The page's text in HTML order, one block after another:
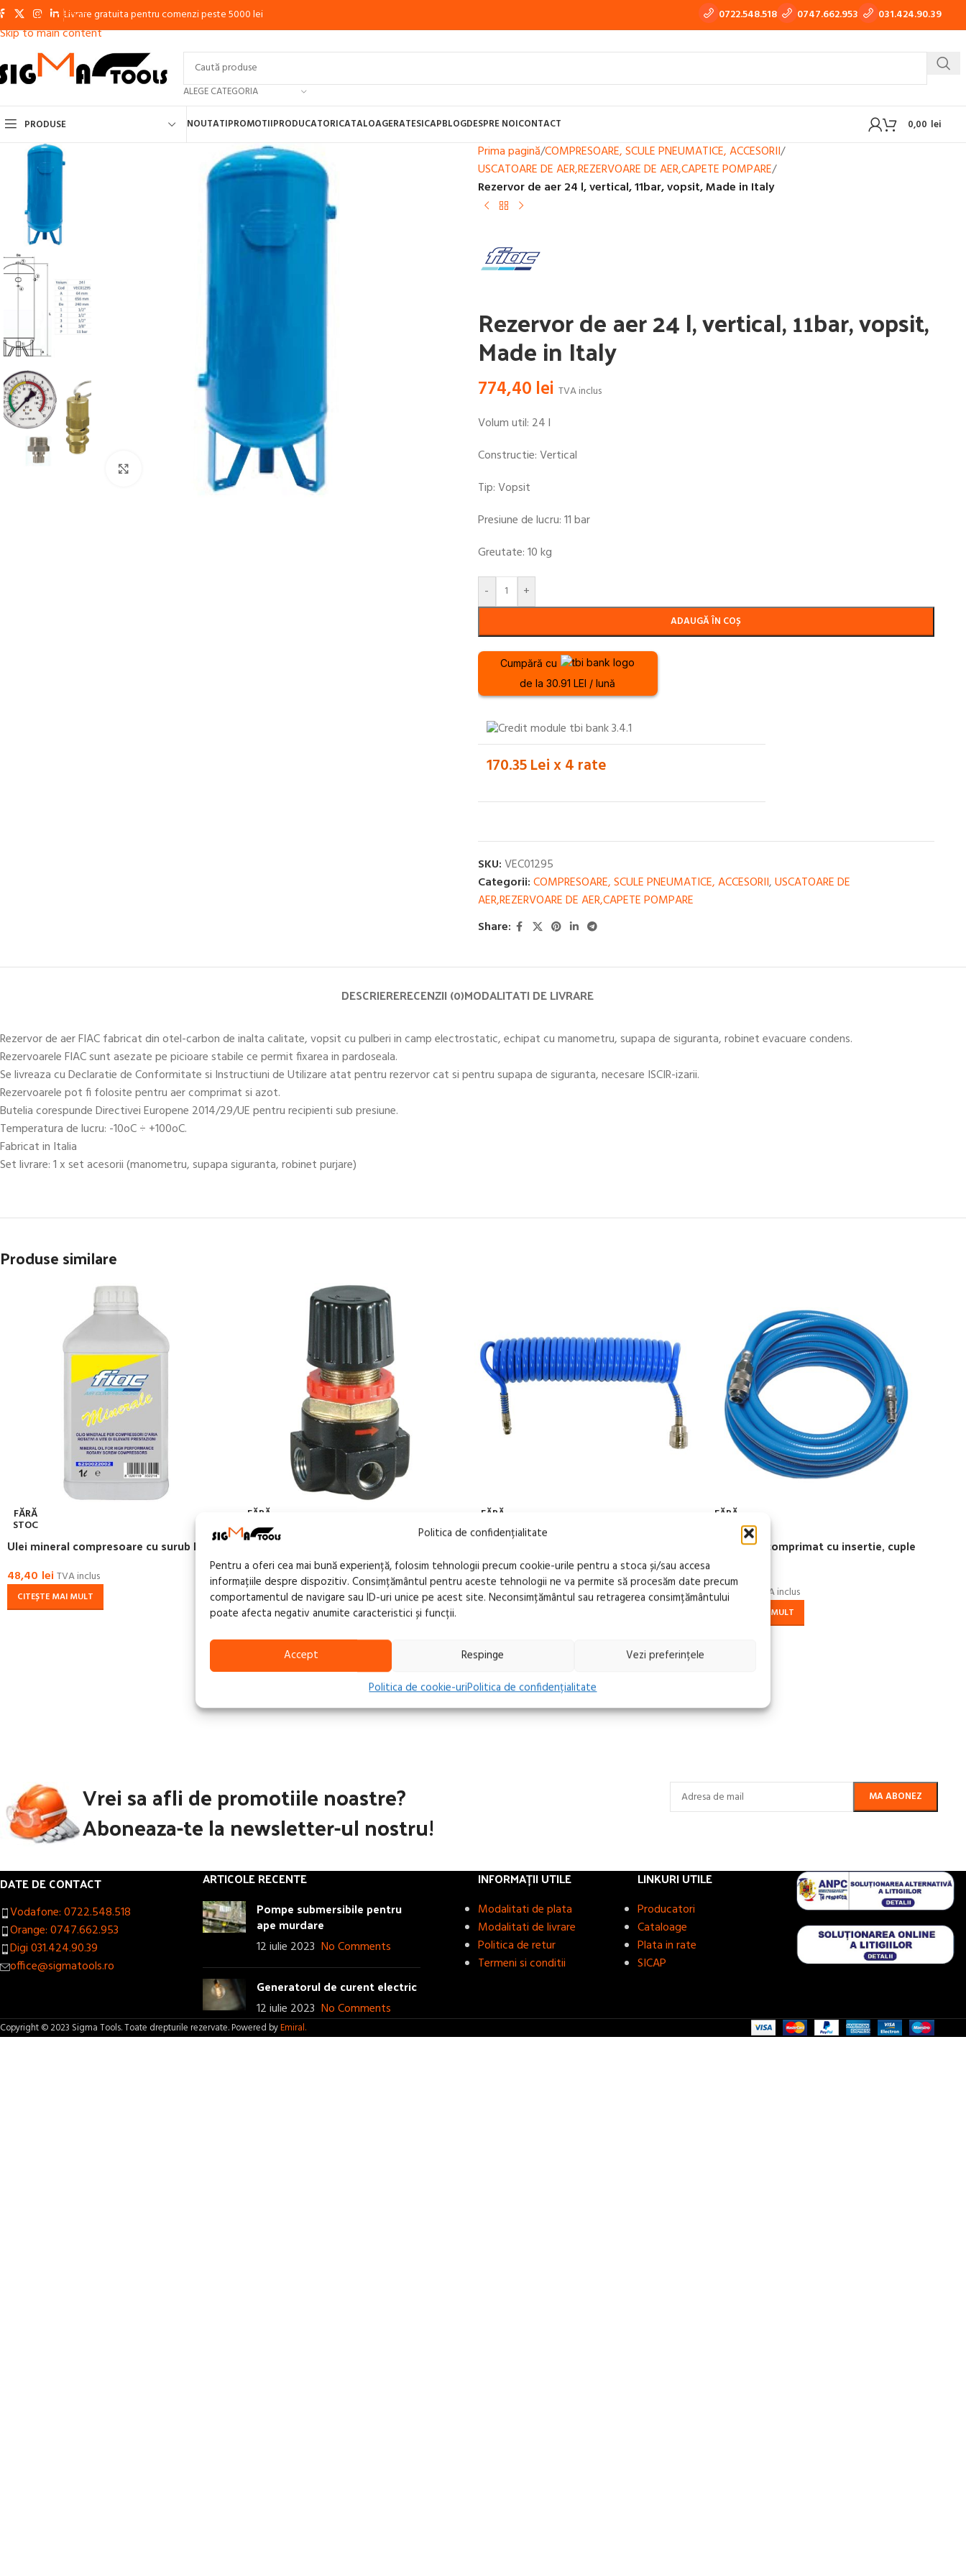
Politica de confidențialitate
Pentru a oferi cea mai bună experiență, folosim tehnologii precum cookie-urile pentru a stoca și/sau accesa
informațiile despre dispozitiv. Consimțământul pentru aceste tehnologii ne va permite să procesăm date precum
comportamentul de navigare sau ID-uri unice pe acest site. Neconsimțământul sau retragerea consimțământului
poate afecta negativ anumite caracteristici și funcții.
Accept Respinge
Vezi preferințele
Politica de cookie-uriPolitica de confidențialitate
Skip to navigation
Skip to main content
Livrare gratuita pentru comenzi peste 5000 lei 0722.548.518 0747.662.953 031.424.90.39
ALEGE CATEGORIA
PRODUSE
APARATE DE SUDURA CU ELECTROD, MMA, INVERTOR APARATE DE SUDURA CU SARMA, MIG-MAG APARATE SUDURA CU BAGHETE SI ARGON, TIG-WIGAPARATE DE TRAS TABLA, TINICHIGERIE AUTO
APARATE DE SUDURA IN PUNCTE
APARATE DE TAIERE CU PLASMA MASTI PENTRU SUDURA CONSUMABILE SUDURA APARATE SUDURA TAIERE OXI-GAZ
NOUTATIPROMOTIIPRODUCATORICATALOAGERATESICAPBLOGDESPRE NOICONTACT 0,00 lei
Prima pagină/COMPRESOARE, SCULE PNEUMATICE, ACCESORII/
USCATOARE DE AER,REZERVOARE DE AER,CAPETE POMPARE/
Rezervor de aer 24 l, vertical, 11bar, vopsit, Made in Italy
Rezervor de aer 24 l, vertical, 11bar, vopsit,
Made in Italy
774,40 lei TVA inclus
Volum util: 24 l
Constructie: Vertical
Tip: Vopsit
Presiune de lucru: 11 bar
Greutate: 10 kg
- +
ADAUGĂ ÎN COȘ
Cumpără cu
de la 30.91 LEI / lună
170.35 Lei x 4 rate
SKU:VEC01295
Categorii:COMPRESOARE, SCULE PNEUMATICE, ACCESORII,USCATOARE DE
AER,REZERVOARE DE AER,CAPETE POMPARE
Share:
DESCRIERERECENZII (0)MODALITATI DE LIVRARE
Rezervor de aer FIAC fabricat din otel-carbon de inalta calitate, vopsit cu pulberi in camp electrostatic, echipat cu manometru, supapa de siguranta, robinet evacuare condens.
Rezervoarele FIAC sunt asezate pe picioare stabile ce permit fixarea in pardoseala.
Se livreaza cu Declaratie de Conformitate si Instructiuni de Utilizare atat pentru rezervor cat si pentru supapa de siguranta, necesare ISCIR-izarii.
Rezervoarele pot fi folosite pentru aer comprimat si azot.
Butelia corespunde Directivei Europene 2014/29/UE pentru recipienti sub presiune.
Temperatura de lucru: -10oC ÷ +100oC.
Fabricat in Italia
Set livrare: 1 x set acesorii (manometru, supapa siguranta, robinet purjare)
Produse similare
FĂRĂ
STOC
Ulei mineral compresoare cu surub FIAC
48,40 lei TVA inclus
CITEȘTE MAI MULT
FĂRĂ
STOC
Reductor de presiune, 2 x 1/4″, racord
manometru 1/8″, 12 bar
52,03lei TVA inclus
CITEȘTE MAI MULT
FĂRĂ
STOC
Furtun de aer spiralat 10m, 6x8mm,
nylon, cu cuple rapide
55,66 leiTVA inclus
FĂRĂ
Furtun aer comprimat cu insertie, cuple
rapide
84,70 TVA inclus
CITEȘTE MAI MULT
Vrei sa afli de promotiile noastre?
Aboneaza-te la newsletter-ul nostru!
DATE DE CONTACT
Vodafone: 0722.548.518
Orange: 0747.662.953
Digi 031.424.90.39
office@sigmatools.ro
ARTICOLE RECENTE
Pompe submersibile pentru
ape murdare
12 iulie 2023 No Comments
Generatorul de curent electric
12 iulie 2023 No Comments
INFORMAȚII UTILE
Modalitati de plata
Modalitati de livrare
Politica de retur
Termeni si conditii
LINKURI UTILE
Producatori
Cataloage
Plata in rate
SICAP
Copyright © 2023 Sigma Tools. Toate drepturile rezervate. Powered byEmiral.